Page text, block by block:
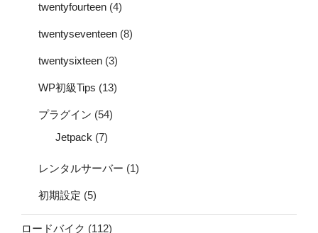
twentyfourteen (4)
twentyseventeen (8)
twentysixteen (3)
WP初級Tips (13)
プラグイン (54)
Jetpack (7)
レンタルサーバー (1)
初期設定 (5)
ロードバイク (112)